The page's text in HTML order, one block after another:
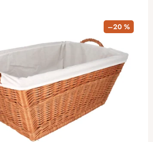
–20 %